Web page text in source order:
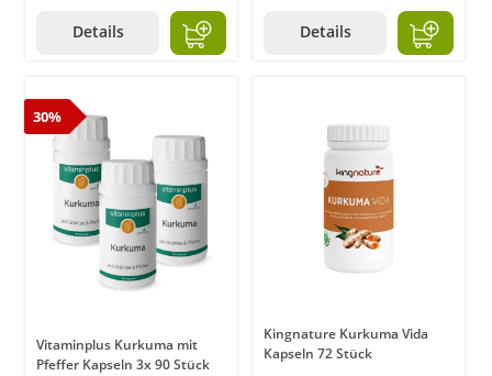
Details Details
30%
Vitaminplus Kurkuma mit
Pfeffer Kapseln 3x 90 Stück
Kingnature Kurkuma Vida
Kapseln 72 Stück